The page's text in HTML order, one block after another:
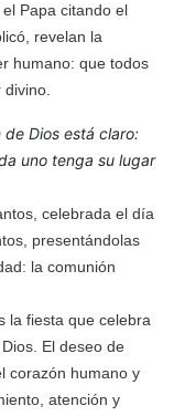
Papa citando el
revelan la
humano: que todos
de Dios está claro:
uno tenga su lugar
celebrada el día
presentándolas
la comunión
la fiesta que celebra
El deseo de
corazón humano y
atención y